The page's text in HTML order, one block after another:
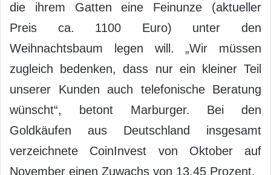
die ihrem Gatten eine Feinunze (aktueller
Preis ca. 1100 Euro) unter den
Weihnachtsbaum legen will. „Wir müssen
zugleich bedenken, dass nur ein kleiner Teil
unserer Kunden auch telefonische Beratung
wünscht“, betont Marburger. Bei den
Goldkäufen aus Deutschland insgesamt
verzeichnete CoinInvest von Oktober auf
November einen Zuwachs von 13,45 Prozent.